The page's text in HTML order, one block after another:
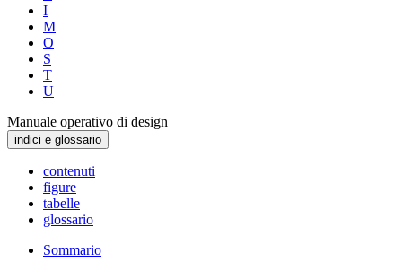
I
M
O
S
T
U
Manuale operativo di design
indici e glossario
contenuti
figure
tabelle
glossario
Sommario